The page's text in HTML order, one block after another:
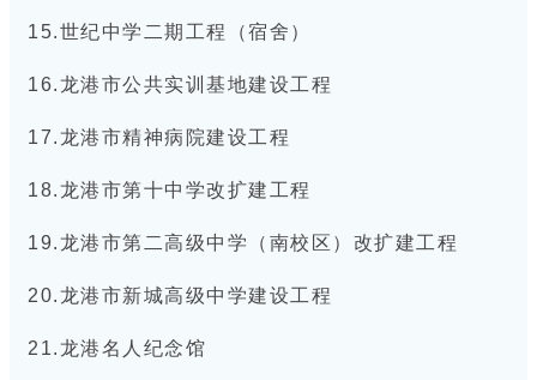
15.世纪中学二期工程（宿舍）
16.龙港市公共实训基地建设工程
17.龙港市精神病院建设工程
18.龙港市第十中学改扩建工程
19.龙港市第二高级中学（南校区）改扩建工程
20.龙港市新城高级中学建设工程
21.龙港名人纪念馆